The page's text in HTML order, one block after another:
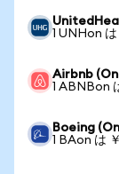
1 UNHon
Airbnb
1 ABNBon
Boeing
1 BAon は